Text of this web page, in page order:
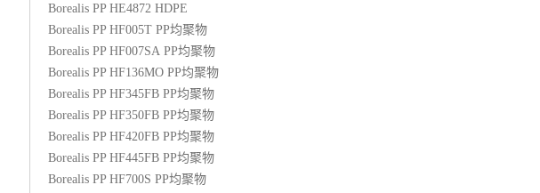
Borealis PP HE4872 HDPE
Borealis PP HF005T PP均聚物
Borealis PP HF007SA PP均聚物
Borealis PP HF136MO PP均聚物
Borealis PP HF345FB PP均聚物
Borealis PP HF350FB PP均聚物
Borealis PP HF420FB PP均聚物
Borealis PP HF445FB PP均聚物
Borealis PP HF700S PP均聚物